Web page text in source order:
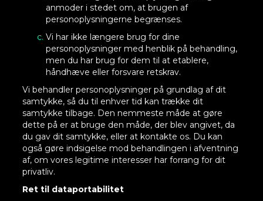
anmoder i stedet om, at brugen af
personoplysningerne begrænses.
Vi har ikke længere brug for dine
personoplysninger med henblik på behandling,
men du har brug for dem til at etablere,
håndhæve eller forsvare retskrav.
Vi behandler personoplysninger på grundlag af dit
samtykke, så du til enhver tid kan trække dit
samtykke tilbage. Den nemmeste måde at gøre
dette på er at bruge den måde, der blev angivet, da
du gav dit samtykke, eller at kontakte os. Du kan
også gøre indsigelse mod behandlingen i afventning
af, om vores legitime interesser har forrang for dit
privatliv.
Ret til dataportabilitet